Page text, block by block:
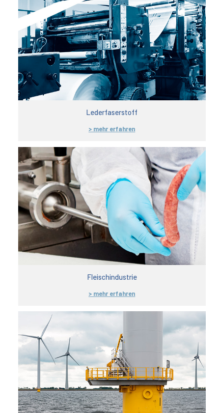
Lederfaserstoff
> mehr erfahren
Fleischindustrie
> mehr erfahren